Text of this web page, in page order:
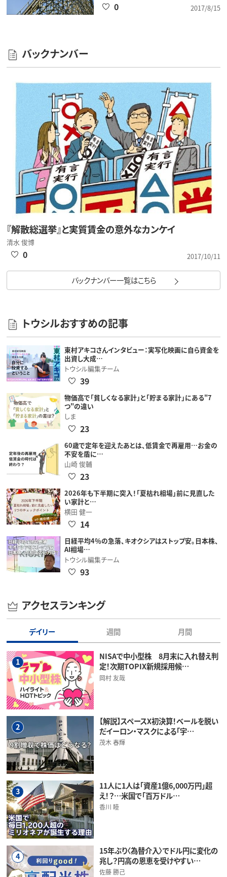
2017/8/15
0
バックナンバー
『解散総選挙』と実質賃金の意外なカンケイ
清水 俊博
2017/10/11
0
バックナンバー一覧はこちら
トウシルおすすめの記事
東村アキコさんインタビュー：実写化映画に自ら資金を
出資し大成…
トウシル編集チーム
39
物価高で「貧しくなる家計」と「貯まる家計」にある"7
つ"の違い
しま
23
60歳で定年を迎えたあとは、低賃金で再雇用…お金の
不安を盾に…
山崎 俊輔
23
2026年も下半期に突入！「夏枯れ相場」前に見直した
い家計と…
横田 健一
14
日経平均4％の急落、キオクシアはストップ安。日本株、
AI相場…
トウシル編集チーム
93
アクセスランキング
デイリー 週間 月間
1
NISAで中小型株 8月末に入れ替え判
定！次期TOPIX新規採用候…
岡村 友哉
2
【解説】スペースX初決算！ベールを脱い
だイーロン・マスクによる「宇…
茂木 春輝
3
11人に1人は「資産1億6,000万円」超
え！？…米国で「百万ドル…
香川 睦
4
15年ぶり〈為替介入〉でドル円に変化の
兆し？円高の恩恵を受けやすい…
佐藤 勝己